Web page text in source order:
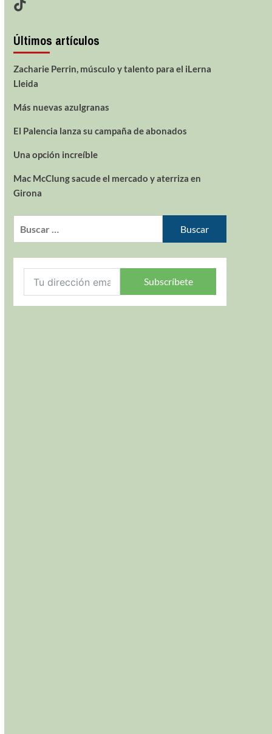
Últimos artículos
Zacharie Perrin, músculo y talento para el iLerna
Lleida
Más nuevas azulgranas
El Palencia lanza su campaña de abonados
Una opción increíble
Mac McClung sacude el mercado y aterriza en
Girona
Subscríbete